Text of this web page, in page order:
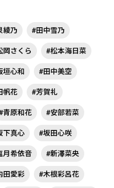
綾乃 #田中雪乃
岡さくら #松本海日菜
垣心和 #田中美空
帆花 #芳賀礼
青原和花 #安部若菜
下真心 #坂田心咲
月希依音 #新澤菜央
田愛彩 #木根彩呂花